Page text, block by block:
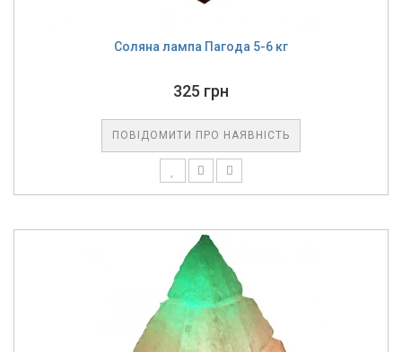
Соляна лампа Пагода 5-6 кг
325 грн
ПОВІДОМИТИ ПРО НАЯВНІСТЬ